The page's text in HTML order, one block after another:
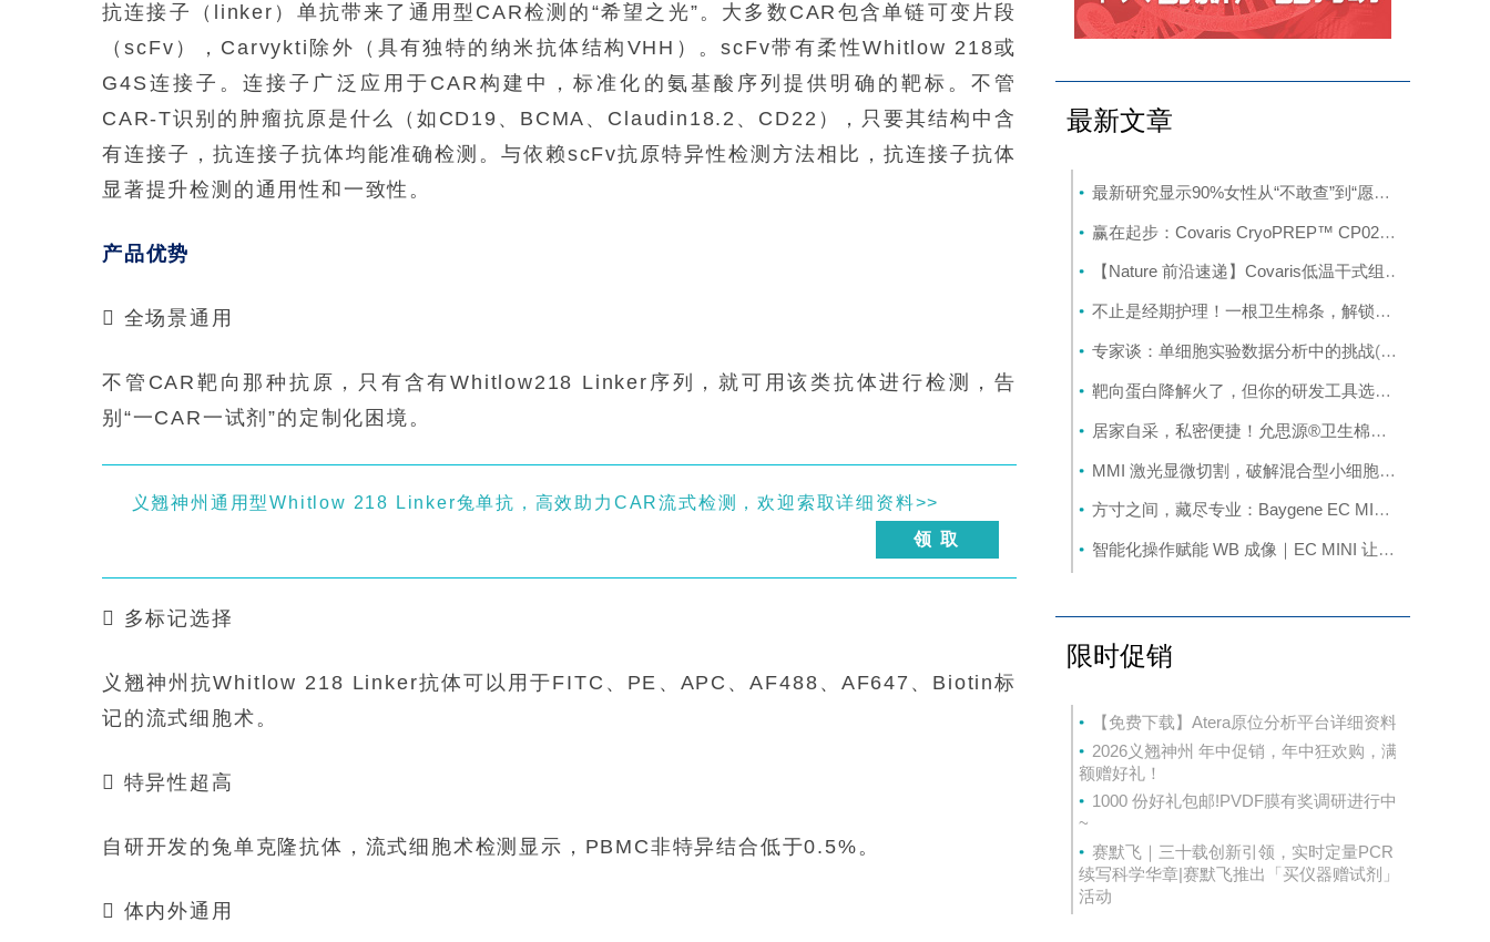
抗连接子（linker）单抗带来了通用型CAR检测的“希望之光”。大多数CAR包含单链可变片段
（scFv），Carvykti除外（具有独特的纳米抗体结构VHH）。scFv带有柔性Whitlow 218或
G4S连接子。连接子广泛应用于CAR构建中，标准化的氨基酸序列提供明确的靶标。不管
CAR-T识别的肿瘤抗原是什么（如CD19、BCMA、Claudin18.2、CD22），只要其结构中含
有连接子，抗连接子抗体均能准确检测。与依赖scFv抗原特异性检测方法相比，抗连接子抗体
显著提升检测的通用性和一致性。
产品优势
 全场景通用
不管CAR靶向那种抗原，只有含有Whitlow218 Linker序列，就可用该类抗体进行检测，告
别“一CAR一试剂”的定制化困境。
义翘神州通用型Whitlow 218 Linker兔单抗，高效助力CAR流式检测，欢迎索取详细资料>>
领 取
 多标记选择
义翘神州抗Whitlow 218 Linker抗体可以用于FITC、PE、APC、AF488、AF647、Biotin标
记的流式细胞术。
 特异性超高
自研开发的兔单克隆抗体，流式细胞术检测显示，PBMC非特异结合低于0.5%。
 体内外通用
最新文章
最新研究显示90%女性从“不敢查”到“愿意查”，卫生棉条自采样改变宫颈癌筛查现状
赢在起步：Covaris CryoPREP™ CP02赋能侵袭性前列腺癌多组学研究的样本制备
【Nature 前沿速递】Covaris低温干式组织粉碎+聚焦超声系统赋能肝脏代谢组学NMR分析前的样本处理
不止是经期护理！一根卫生棉条，解锁妇科双癌无痛早筛新方式
专家谈：单细胞实验数据分析中的挑战(8-6)
靶向蛋白降解火了，但你的研发工具选对了吗？
居家自采，私密便捷！允思源®卫生棉条自采样妇科双癌甲基化检测
MMI 激光显微切割，破解混合型小细胞肺癌空间组学异质性难题
方寸之间，藏尽专业：Baygene EC MINI 让化学发光成像“轻”装上阵
智能化操作赋能 WB 成像｜EC MINI 让化学发光检测更高效
限时促销
【免费下载】Atera原位分析平台详细资料
2026义翘神州 年中促销，年中狂欢购，满
额赠好礼！
1000 份好礼包邮!PVDF膜有奖调研进行中
~
赛默飞｜三十载创新引领，实时定量PCR
续写科学华章|赛默飞推出「买仪器赠试剂」
活动